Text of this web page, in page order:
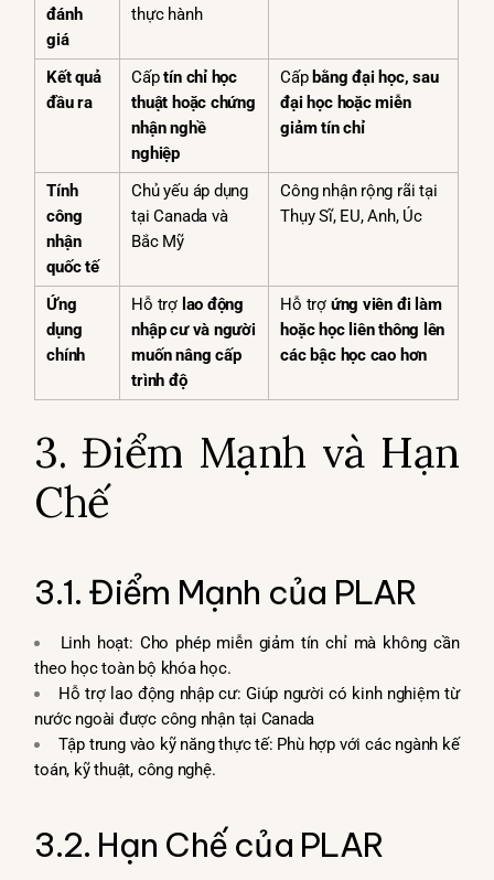
đánh
giá
thực hành
Kết quả
đầu ra
Cấptín chỉ học
thuật hoặc chứng
nhận nghề
nghiệp
Cấp bằng đại học, sau
đại học hoặc miễn
giảm tín chỉ
Tính
công
nhận
quốc tế
Chủ yếu áp dụng
tại Canada và
Bắc Mỹ
Công nhận rộng rãi tại
Thụy Sĩ, EU, Anh, Úc
Ứng
dụng
chính
Hỗ trợ lao động
nhập cư và người
muốn nâng cấp
trình độ
Hỗ trợ ứng viên đi làm
hoặc học liên thông lên
các bậc học cao hơn
3. Điểm Mạnh và Hạn
Chế
3.1. Điểm Mạnh của PLAR
Linh hoạt: Cho phép miễn giảm tín chỉ mà không cần
theo học toàn bộ khóa học.
Hỗ trợ lao động nhập cư: Giúp người có kinh nghiệm từ
nước ngoài được công nhận tại Canada
Tập trung vào kỹ năng thực tế: Phù hợp với các ngành kế
toán, kỹ thuật, công nghệ.
3.2. Hạn Chế của PLAR